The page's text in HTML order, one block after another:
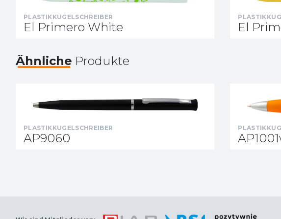
PLASTIKKUGELSCHREIBER
El Primero White El
Ähnliche Produkte
PLASTIKKUGELSCHREIBER
AP9060